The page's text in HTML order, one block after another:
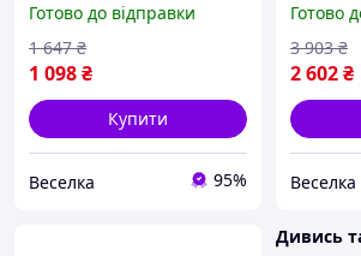
зручного перегляду в
інтер'єрі FLAME
Готово до відправки
1 098₴
1 647 ₴
Купити
Веселка 95%
Готово
2 602₴
3 903 ₴
Веселка
Дивись